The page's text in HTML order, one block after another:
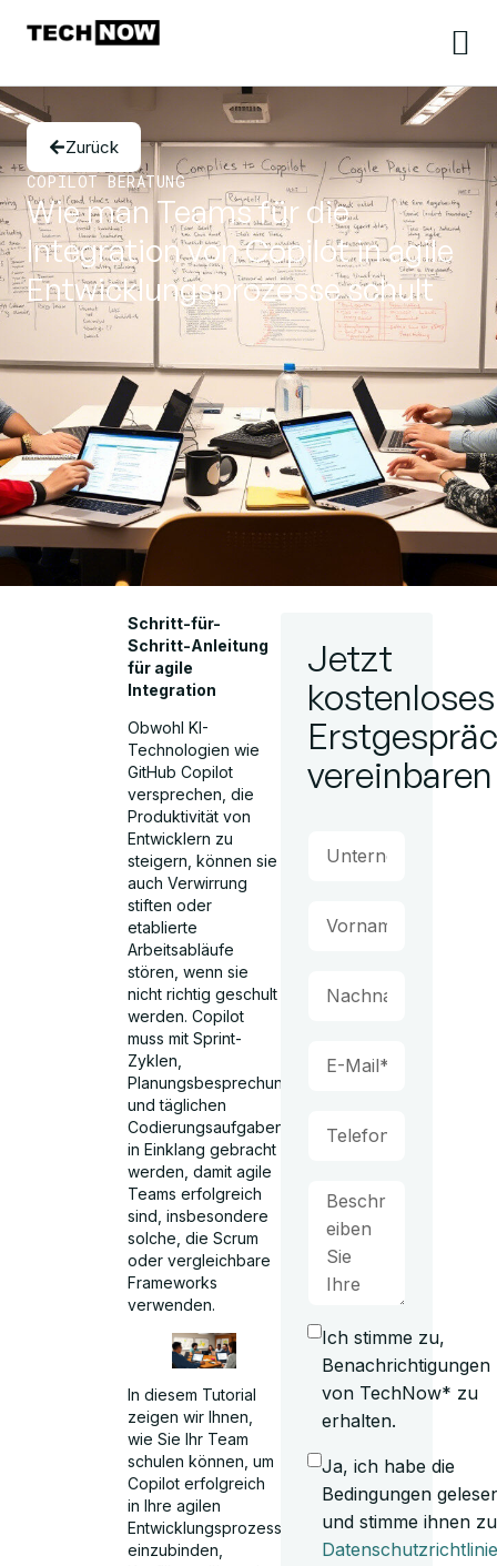
Zurück
COPILOT BERATUNG
Wie man Teams für die
Integration von Copilot in agile
Entwicklungsprozesse schult
Schritt-für-
Schritt-Anleitung
für agile
Integration
Obwohl KI-
Technologien wie
GitHub Copilot
versprechen, die
Produktivität von
Entwicklern zu
steigern, können sie
auch Verwirrung
stiften oder
etablierte
Arbeitsabläufe
stören, wenn sie
nicht richtig geschult
werden. Copilot
muss mit Sprint-
Zyklen,
Planungsbesprechungen
und täglichen
Codierungsaufgaben
in Einklang gebracht
werden, damit agile
Teams erfolgreich
sind, insbesondere
solche, die Scrum
oder vergleichbare
Frameworks
verwenden.
In diesem Tutorial
zeigen wir Ihnen,
wie Sie Ihr Team
schulen können, um
Copilot erfolgreich
in Ihre agilen
Entwicklungsprozesse
einzubinden,
Jetzt
kostenloses
vereinbaren
Ich stimme zu,
Benachrichtigungen
von TechNow* zu
erhalten.
Ja, ich habe die
Bedingungen
und stimme ihnen
Datenschutzrichtlinie